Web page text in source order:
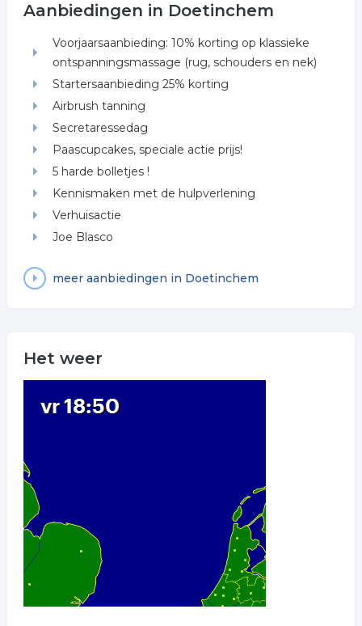
Aanbiedingen in Doetinchem
Voorjaarsaanbieding: 10% korting op klassieke
ontspanningsmassage (rug, schouders en nek)
Startersaanbieding 25% korting
Airbrush tanning
Secretaressedag
Paascupcakes, speciale actie prijs!
5 harde bolletjes !
Kennismaken met de hulpverlening
Verhuisactie
Joe Blasco
meer aanbiedingen in Doetinchem
Het weer